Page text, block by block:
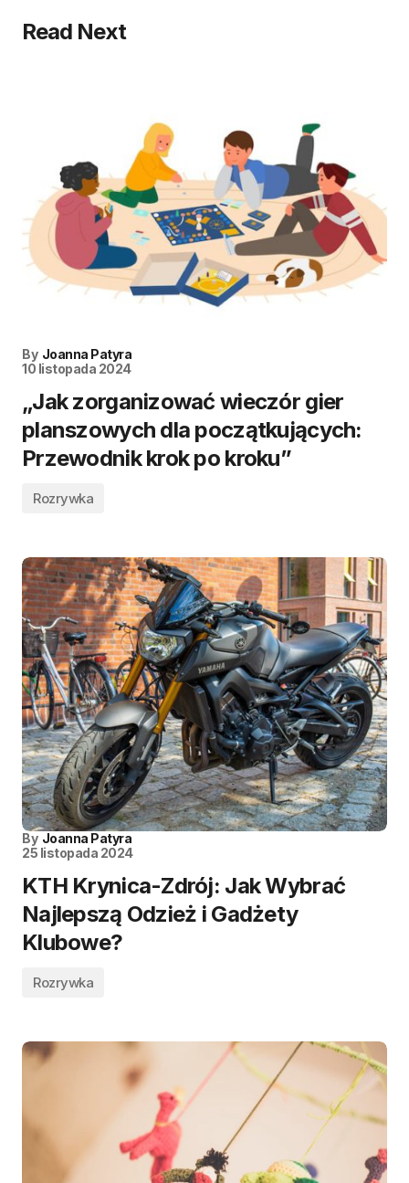
Read Next
By Joanna Patyra
10 listopada 2024
„Jak zorganizować wieczór gier
planszowych dla początkujących:
Przewodnik krok po kroku”
Rozrywka
By Joanna Patyra
25 listopada 2024
KTH Krynica-Zdrój: Jak Wybrać
Najlepszą Odzież i Gadżety
Klubowe?
Rozrywka